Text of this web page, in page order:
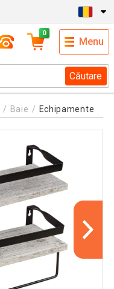
Căutare
0
Menu
Baie Echipamente